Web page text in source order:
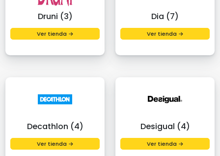
Druni (3)
Ver tienda →
Dia (7)
Ver tienda →
Decathlon (4)
Ver tienda →
Desigual (4)
Ver tienda →